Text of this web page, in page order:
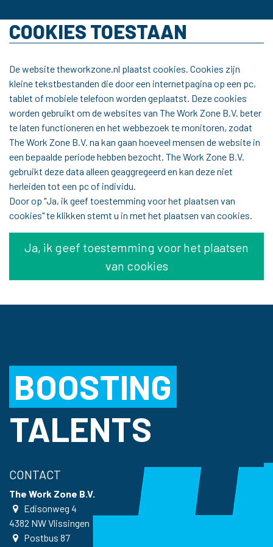
COOKIES TOESTAAN
De website theworkzone.nl plaatst cookies. Cookies zijn
kleine tekstbestanden die door een internetpagina op een pc,
tablet of mobiele telefoon worden geplaatst. Deze cookies
worden gebruikt om de websites van The Work Zone B.V. beter
te laten functioneren en het webbezoek te monitoren, zodat
The Work Zone B.V. na kan gaan hoeveel mensen de website in
een bepaalde periode hebben bezocht. The Work Zone B.V.
gebruikt deze data alleen geaggregeerd en kan deze niet
herleiden tot een pc of individu.
Door op "Ja, ik geef toestemming voor het plaatsen van
cookies" te klikken stemt u in met het plaatsen van cookies.
Ja, ik geef toestemming voor het plaatsen
van cookies
BOOSTING
TALENTS
CONTACT
The Work Zone B.V.
Edisonweg 4
4382 NWVlissingen
Postbus 87